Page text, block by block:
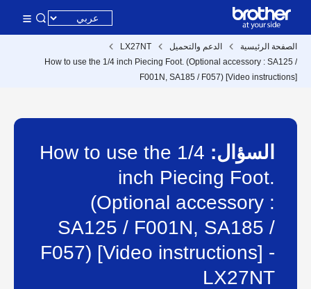
الصفحة الرئيسية الدعم والتحميل
LX27NT
How to use the 1/4 inch Piecing Foot. (Optional accessory : SA125 /
F001N, SA185 / F057) [Video instructions]
السؤال:
How to use the 1/4
inch Piecing Foot.
(Optional accessory :
SA125 / F001N, SA185 /
F057) [Video instructions] -
LX27NT